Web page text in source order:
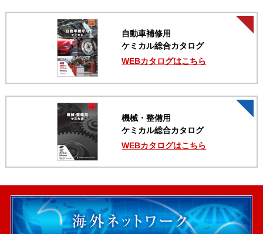
自動車補修用
ケミカル総合カタログ
WEBカタログはこちら
機械・整備用
ケミカル総合カタログ
WEBカタログはこちら